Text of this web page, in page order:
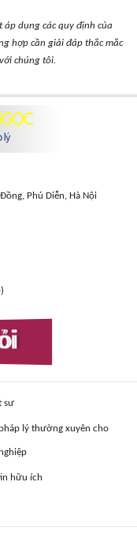
dụng các quy định của
hợp cần giải đáp thắc mắc
chúng tôi.
Phú Diễn, Hà Nội
sư
lý thường xuyên cho
hữu ích